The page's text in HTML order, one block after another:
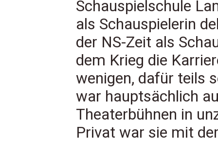
Schauspielschule
als Schauspielerin
der NS-Zeit als
dem Krieg die
wenigen, dafür teils
war hauptsächlich
Theaterbühnen in
Privat war sie mit